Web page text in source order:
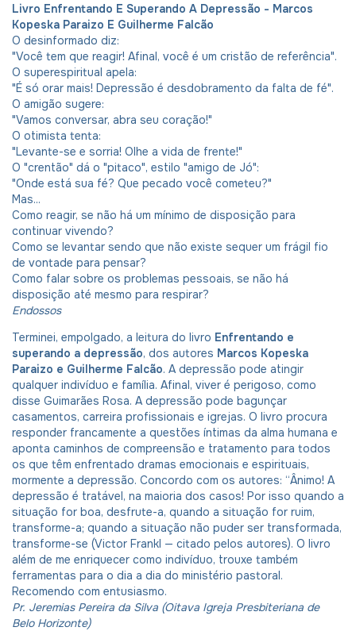
Livro Enfrentando E Superando A Depressão - Marcos
Kopeska Paraizo E Guilherme Falcão
O desinformado diz:
"Você tem que reagir! Afinal, você é um cristão de referência".
O superespiritual apela:
"É só orar mais! Depressão é desdobramento da falta de fé".
O amigão sugere:
"Vamos conversar, abra seu coração!"
O otimista tenta:
"Levante-se e sorria! Olhe a vida de frente!"
O "crentão" dá o "pitaco", estilo "amigo de Jó":
"Onde está sua fé? Que pecado você cometeu?"
Mas...
Como reagir, se não há um mínimo de disposição para
continuar vivendo?
Como se levantar sendo que não existe sequer um frágil fio
de vontade para pensar?
Como falar sobre os problemas pessoais, se não há
disposição até mesmo para respirar?
Endossos
Terminei, empolgado, a leitura do livro Enfrentando e
superando a depressão, dos autores Marcos Kopeska
Paraizo e Guilherme Falcão. A depressão pode atingir
qualquer indivíduo e família. Afinal, viver é perigoso, como
disse Guimarães Rosa. A depressão pode bagunçar
casamentos, carreira profissionais e igrejas. O livro procura
responder francamente a questões íntimas da alma humana e
aponta caminhos de compreensão e tratamento para todos
os que têm enfrentado dramas emocionais e espirituais,
mormente a depressão. Concordo com os autores: “Ânimo! A
depressão é tratável, na maioria dos casos! Por isso quando a
situação for boa, desfrute-a, quando a situação for ruim,
transforme-a; quando a situação não puder ser transformada,
transforme-se (Victor Frankl — citado pelos autores). O livro
além de me enriquecer como indivíduo, trouxe também
ferramentas para o dia a dia do ministério pastoral.
Recomendo com entusiasmo.
Pr. Jeremias Pereira da Silva (Oitava Igreja Presbiteriana de
Belo Horizonte)